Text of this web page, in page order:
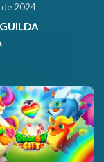
de 2024